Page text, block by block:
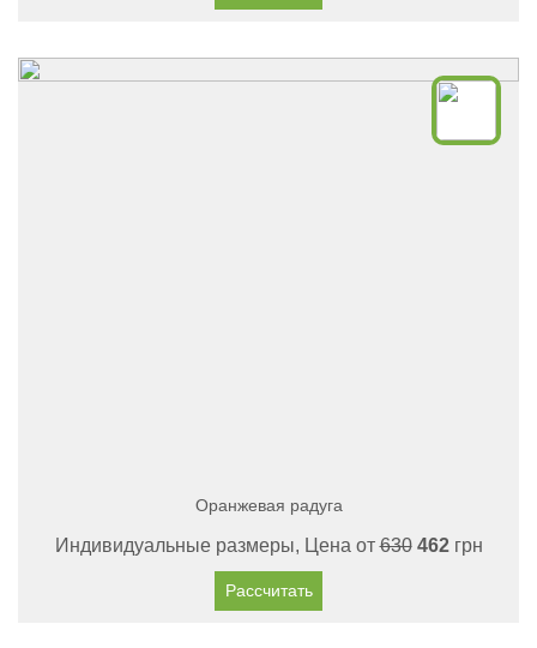
Оранжевая радуга
Индивидуальные размеры, Цена от630 462грн
Рассчитать